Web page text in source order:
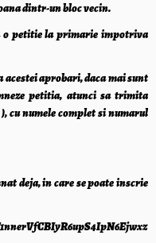
dintr-un bloc vecin.
o petitie la primarie impotriva
acestei aprobari, daca mai sunt
petitia, atunci sa trimita
cu numele complet si numarul
deja, in care se poate inscrie